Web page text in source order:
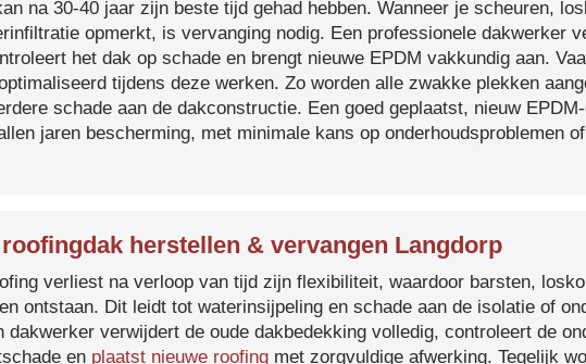
na 30-40 jaar zijn beste tijd gehad hebben. Wanneer je scheuren,
opmerkt, is vervanging nodig. Een professionele dakwerker
het dak op schade en brengt nieuwe EPDM vakkundig aan.
tijdens deze werken. Zo worden alle zwakke plekken
schade aan de dakconstructie. Een goed geplaatst, nieuw
jaren bescherming, met minimale kans op onderhoudsproblemen
herstellen & vervangen Langdorp
verliest na verloop van tijd zijn flexibiliteit, waardoor barsten,
ontstaan. Dit leidt tot waterinsijpeling en schade aan de isolatie of
dakwerker verwijdert de oude dakbedekking volledig, controleert de
en plaatst nieuwe roofing met zorgvuldige afwerking. Tegelijk